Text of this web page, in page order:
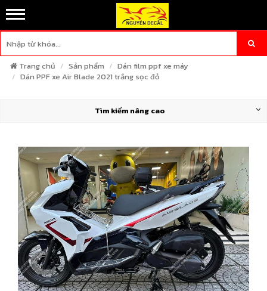
Trang chủ Sản phẩm
Dán film ppf xe máy
Dán PPF xe Air Blade 2021 trắng sọc đỏ
Tìm kiếm nâng cao